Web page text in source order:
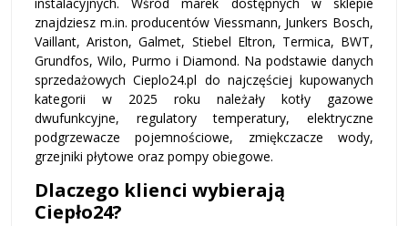
instalacyjnych. Wśród marek dostępnych w sklepie
znajdziesz m.in. producentów Viessmann, Junkers Bosch,
Vaillant,Ariston,Galmet, Stiebel Eltron, Termica, BWT,
Grundfos, Wilo, Purmo i Diamond. Na podstawie danych
sprzedażowych Cieplo24.pl do najczęściej kupowanych
kategorii w 2025 roku należały kotły gazowe
dwufunkcyjne, regulatory temperatury, elektryczne
podgrzewacze pojemnościowe, zmiękczacze wody,
grzejniki płytowe oraz pompy obiegowe.
Dlaczego klienci wybierają
Ciepło24?